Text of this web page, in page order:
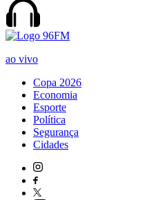
ao vivo
Copa 2026
Economia
Esporte
Política
Segurança
Cidades